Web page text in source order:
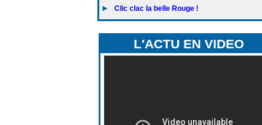
Clic clac la belle Rouge !
L′ACTU EN VIDEO